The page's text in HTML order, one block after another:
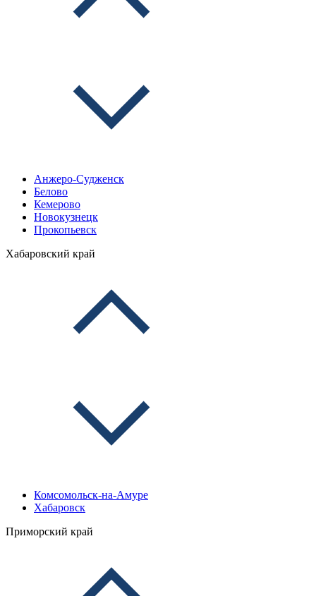
Анжеро-Судженск
Белово
Кемерово
Новокузнецк
Прокопьевск
Хабаровский край
Комсомольск-на-Амуре
Хабаровск
Приморский край